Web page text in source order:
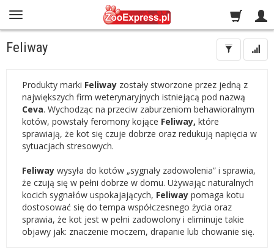
Feliway
Produkty marki Feliway zostały stworzone przez jedną z
największych firm weterynaryjnych istniejącą pod nazwą
Ceva. Wychodząc na przeciw zaburzeniom behawioralnym
kotów, powstały feromony kojące Feliway, które
sprawiają, że kot się czuje dobrze oraz redukują napięcia w
sytuacjach stresowych.
Feliway wysyła do kotów „sygnały zadowolenia” i sprawia,
że czują się w pełni dobrze w domu. Używając naturalnych
kocich sygnałów uspokajających, Feliway pomaga kotu
dostosować się do tempa współczesnego życia oraz
sprawia, że kot jest w pełni zadowolony i eliminuje takie
objawy jak: znaczenie moczem, drapanie lub chowanie się.